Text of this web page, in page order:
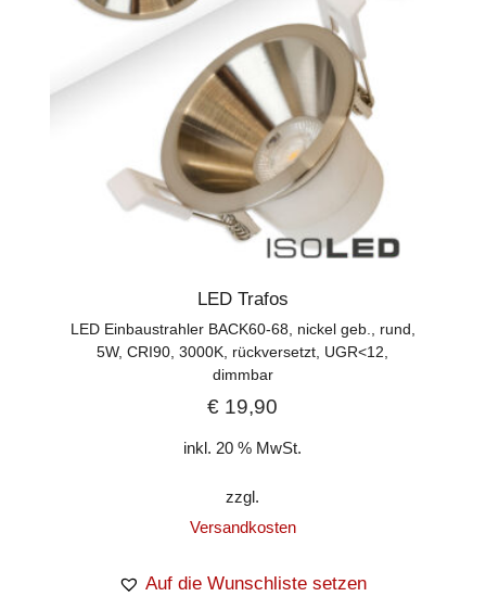
LED Trafos
LED Einbaustrahler BACK60-68, nickel geb., rund,
5W, CRI90, 3000K, rückversetzt, UGR<12,
dimmbar
€ 19,90
inkl. 20 % MwSt.
zzgl.
Versandkosten
Auf die Wunschliste setzen